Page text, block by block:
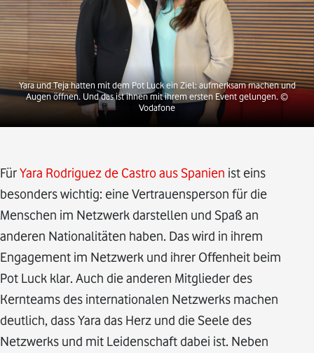
Yara und Teja hatten mit dem Pot Luck ein Ziel: aufmerksam machen und
Augen öffnen. Und das ist ihnen mit ihrem ersten Event gelungen. ©
Vodafone
FürYara Rodriguez de Castro aus Spanien ist eins
besonders wichtig: eine Vertrauensperson für die
Menschen im Netzwerk darstellen und Spaß an
anderen Nationalitäten haben. Das wird in ihrem
Engagement im Netzwerk und ihrer Offenheit beim
Pot Luck klar. Auch die anderen Mitglieder des
Kernteams des internationalen Netzwerks machen
deutlich, dass Yara das Herz und die Seele des
Netzwerks und mit Leidenschaft dabei ist. Neben